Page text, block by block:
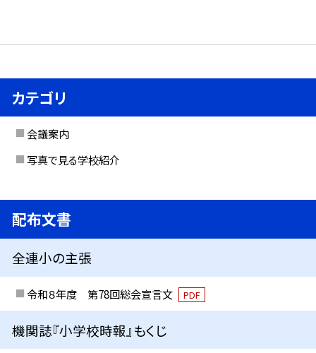
カテゴリ
会議案内
写真で見る学校紹介
配布文書
全連小の主張
令和８年度 第78回総会宣言文 PDF
機関誌『小学校時報』もくじ